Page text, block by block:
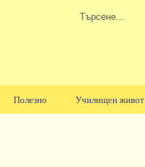
Полезно Училищен живот